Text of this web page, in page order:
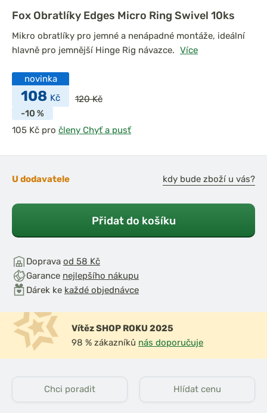
Fox Obratlíky Edges Micro Ring Swivel 10ks
Mikro obratlíky pro jemné a nenápadné montáže, ideální
hlavně pro jemnější Hinge Rig návazce. Více
novinka
108 Kč
120 Kč
-10 %
pro členy Chyť a pusť
U dodavatele kdy bude zboží u vás?
Přidat do košíku
Doprava od 58 Kč
Garance nejlepšího nákupu
Dárek ke každé objednávce
Vítěz SHOP ROKU 2025
98 % zákazníků nás doporučuje
Chci poradit Hlídat cenu